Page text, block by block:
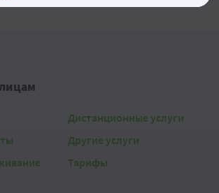
Дистанционные услуги
Другие услуги
Тарифы